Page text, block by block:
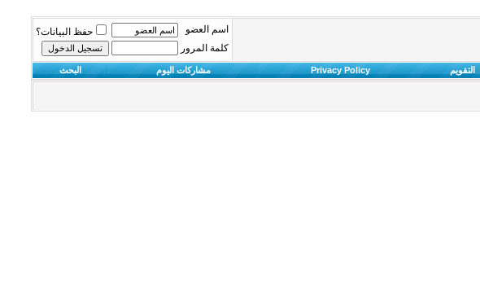
اسم العضو
حفظ البيانات؟
كلمة المرور
التقويم Privacy Policy مشاركات اليوم البحث